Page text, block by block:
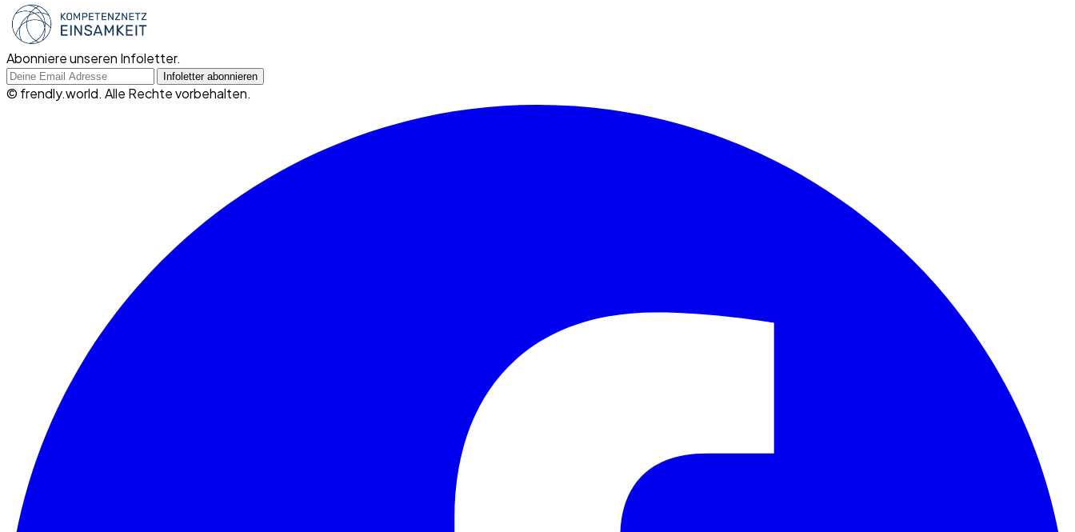
Abonniere unseren Infoletter.
© frendly.world. Alle Rechte vorbehalten.